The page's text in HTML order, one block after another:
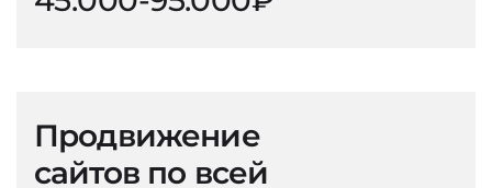
Продвижение
сайтов по всей